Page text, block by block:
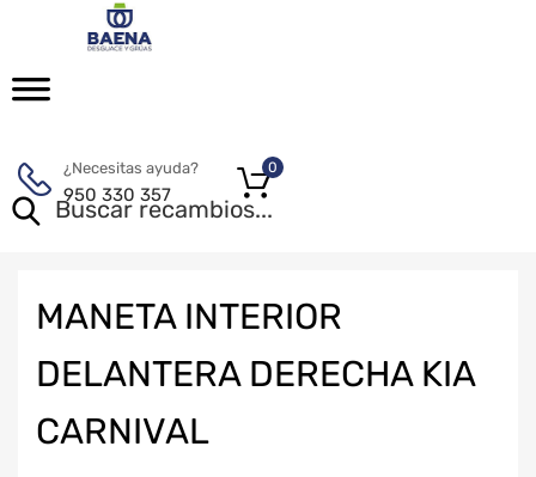
¿Necesitas ayuda?
950 330 357
0
MANETA INTERIOR
DELANTERA DERECHA KIA
CARNIVAL